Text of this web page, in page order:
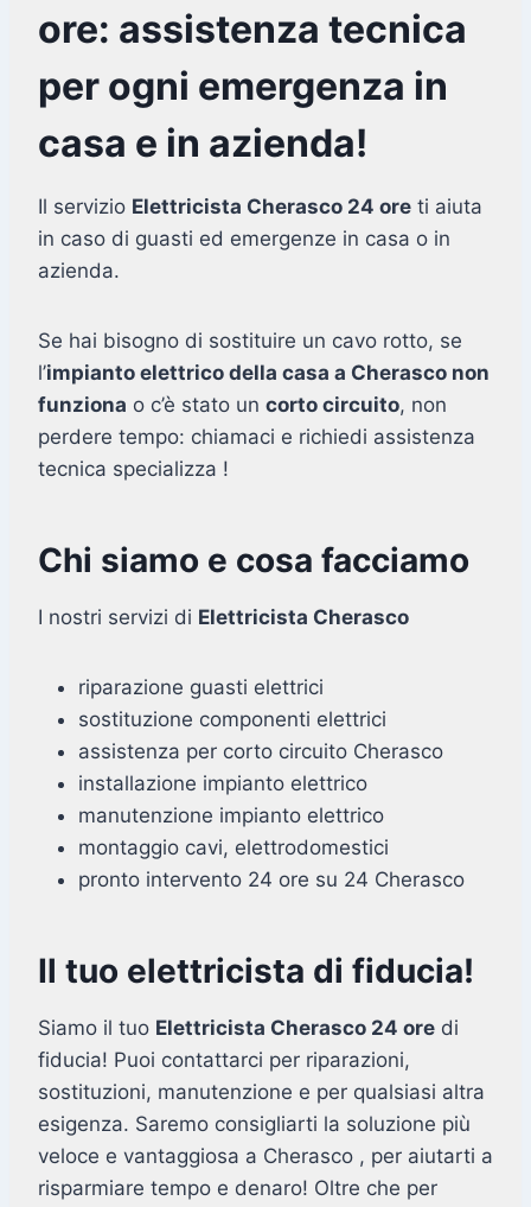
ore: assistenza tecnica
per ogni emergenza in
casa e in azienda!
Il servizio Elettricista Cherasco 24 ore ti aiuta
in caso di guasti ed emergenze in casa o in
azienda.
Se hai bisogno di sostituire un cavo rotto, se
l’impianto elettrico della casa a Cherasco non
funziona o c’è stato un corto circuito, non
perdere tempo: chiamaci e richiedi assistenza
tecnica specializza !
Chi siamo e cosa facciamo
I nostri servizi di Elettricista Cherasco
riparazione guasti elettrici
sostituzione componenti elettrici
assistenza per corto circuito Cherasco
installazione impianto elettrico
manutenzione impianto elettrico
montaggio cavi, elettrodomestici
pronto intervento 24 ore su 24 Cherasco
Il tuo elettricista di fiducia!
Siamo il tuo Elettricista Cherasco 24 ore di
fiducia! Puoi contattarci per riparazioni,
sostituzioni, manutenzione e per qualsiasi altra
esigenza. Saremo consigliarti la soluzione più
veloce e vantaggiosa a Cherasco , per aiutarti a
risparmiare tempo e denaro! Oltre che per